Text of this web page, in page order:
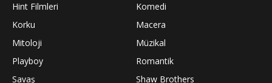
Hint Filmleri
Komedi
Korku
Macera
Mitoloji
Müzikal
Playboy
Romantik
Savaş
Shaw Brothers